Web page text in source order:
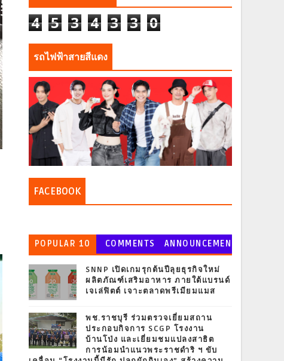
4 5 3 4 3 3 0
รถไฟฟ้าสายสีแดง
FACEBOOK
POPULAR 10 COMMENTS
ANNOUNCEMEN
T
SNNP เปิดเกมรุกต้นปีลุยธุรกิจใหม่
ผลิตภัณฑ์เสริมอาหาร ภายใต้แบรนด์
เจเล่ฟิตต์ เจาะตลาดพรีเมียมแมส
พช.ราชบุรี ร่วมตรวจเยี่ยมสถาน
ประกอบกิจการ SCGP โรงงาน
บ้านโป่ง และเยี่ยมชมแปลงสาธิต
การน้อมนำแนวพระราชดำริ ฯ ขับ